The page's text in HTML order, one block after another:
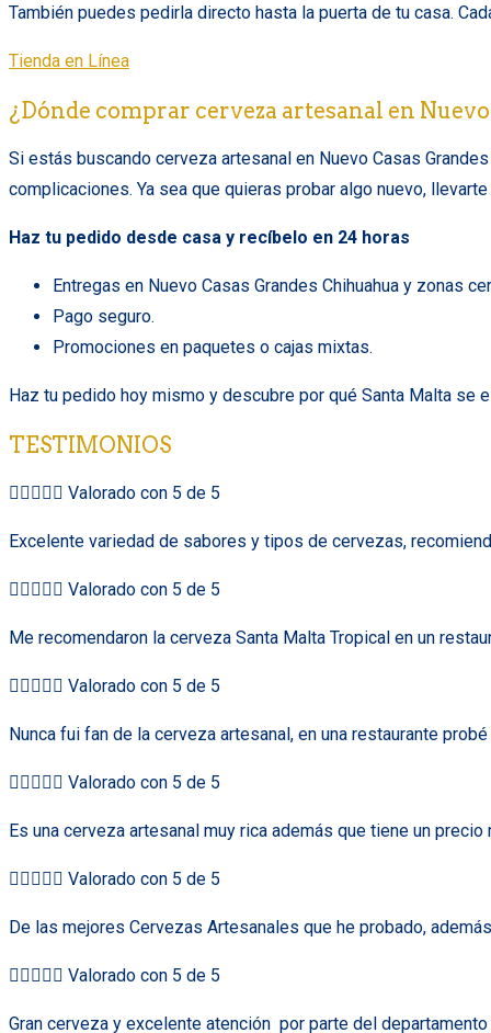
También puedes pedirla directo hasta la puerta de tu casa.
Tienda en Línea
¿Dónde comprar cerveza artesanal en
Si estás buscando cerveza artesanal en Nuevo Casas
complicaciones. Ya sea que quieras probar algo nuevo,
Haz tu pedido desde casa y recíbelo en 24 horas
Entregas en Nuevo Casas Grandes Chihuahua y zonas
Pago seguro.
Promociones en paquetes o cajas mixtas.
Haz tu pedido hoy mismo y descubre por qué Santa Malta se
TESTIMONIOS
     Valorado con 5 de 5
Excelente variedad de sabores y tipos de cervezas,
     Valorado con 5 de 5
Me recomendaron la cerveza Santa Malta Tropical en un
     Valorado con 5 de 5
Nunca fui fan de la cerveza artesanal, en una restaurante
     Valorado con 5 de 5
Es una cerveza artesanal muy rica además que tiene un
     Valorado con 5 de 5
De las mejores Cervezas Artesanales que he probado,
     Valorado con 5 de 5
Gran cerveza y excelente atención por parte del